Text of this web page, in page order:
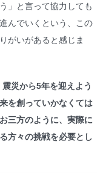
」と言って協力しても
んでいくという、この
がいがあると感じま
災から5年を迎えよう
を創っていかなくては
三方のように、実際に
方々の挑戦を必要とし